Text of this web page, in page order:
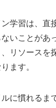
学習は、直
いことがあ
リソースを
ます。
に慣れるま